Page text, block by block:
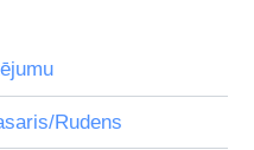
Rudens